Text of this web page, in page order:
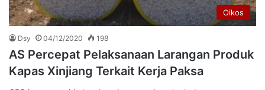
Oikos
Dsy 04/12/2020 198
AS Percepat Pelaksanaan Larangan Produk
Kapas Xinjiang Terkait Kerja Paksa